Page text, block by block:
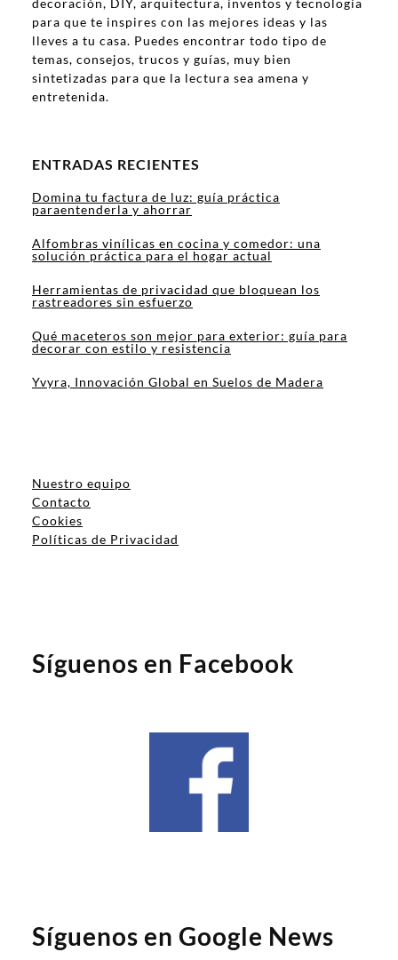
decoración, DIY, arquitectura, inventos y tecnología
para que te inspires con las mejores ideas y las
lleves a tu casa. Puedes encontrar todo tipo de
temas, consejos, trucos y guías, muy bien
sintetizadas para que la lectura sea amena y
entretenida.
ENTRADAS RECIENTES
Domina tu factura de luz: guía práctica
paraentenderla y ahorrar
Alfombras vinílicas en cocina y comedor: una
solución práctica para el hogar actual
Herramientas de privacidad que bloquean los
rastreadores sin esfuerzo
Qué maceteros son mejor para exterior: guía para
decorar con estilo y resistencia
Yvyra, Innovación Global en Suelos de Madera
Nuestro equipo
Contacto
Cookies
Políticas de Privacidad
Síguenos en Facebook
Síguenos en Google News